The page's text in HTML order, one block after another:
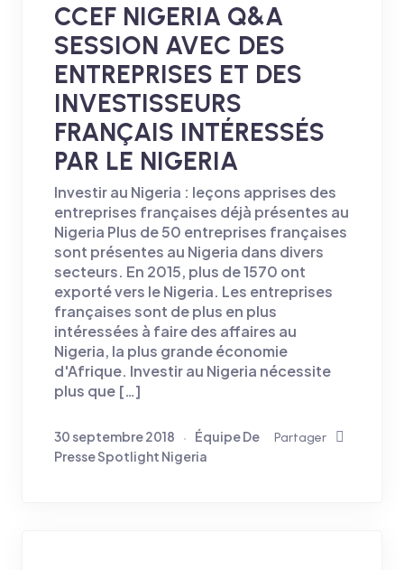
CCEF NIGERIA Q&A
SESSION AVEC DES
ENTREPRISES ET DES
INVESTISSEURS
FRANÇAIS INTÉRESSÉS
PAR LE NIGERIA
Investir au Nigeria : leçons apprises des
entreprises françaises déjà présentes au
Nigeria Plus de 50 entreprises françaises
sont présentes au Nigeria dans divers
secteurs. En 2015, plus de 1570 ont
exporté vers le Nigeria. Les entreprises
françaises sont de plus en plus
intéressées à faire des affaires au
Nigeria, la plus grande économie
d'Afrique. Investir au Nigeria nécessite
plus que […]
Partager
30 septembre 2018
Équipe De
Presse Spotlight Nigeria